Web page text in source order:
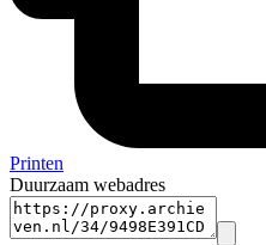
Printen
Duurzaam webadres